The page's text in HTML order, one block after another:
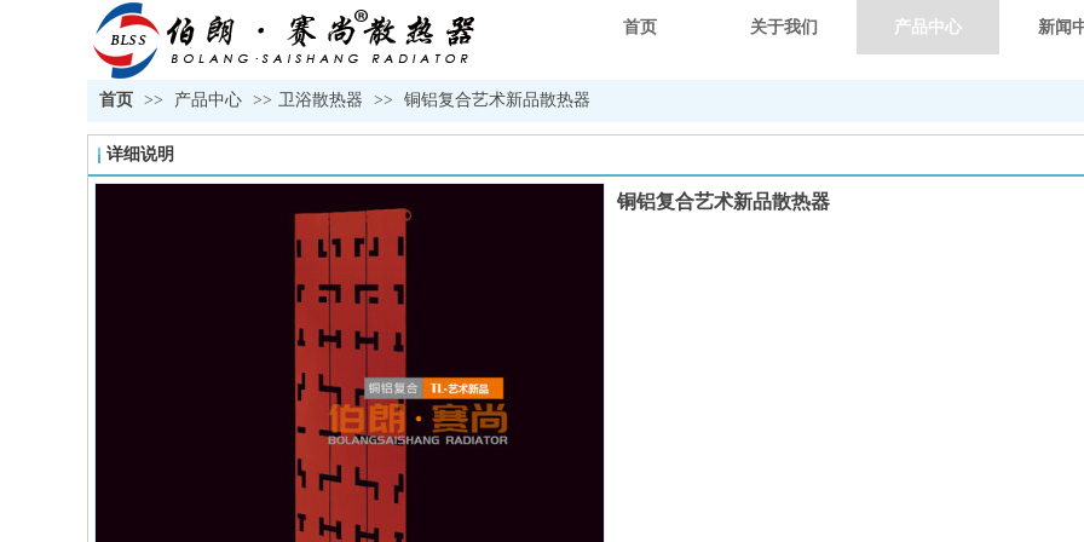
首页 关于我们 产品中心 新闻
首页 >> 产品中心 >> 卫浴散热器 >> 铜铝复合艺术新品散热器
详细说明
铜铝复合艺术新品散热器